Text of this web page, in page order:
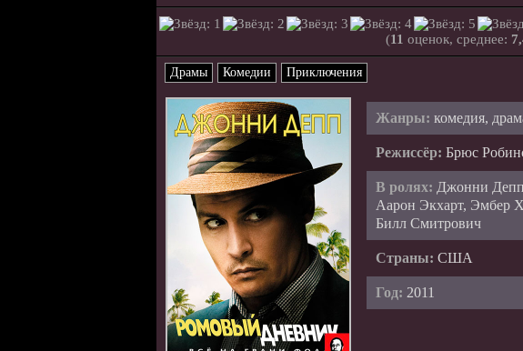
(11 оценок, среднее:
Драмы Комедии Приключения
Жанры: комедия,
Режиссёр: Брюс
В ролях: Джонни
Аарон Экхарт, Эмбер
Билл Смитрович
Страны: США
Год: 2011